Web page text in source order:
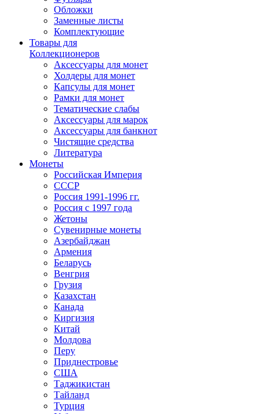
Обложки
Заменные листы
Комплектующие
Товары для
Коллекционеров
Аксессуары для монет
Холдеры для монет
Капсулы для монет
Рамки для монет
Тематические слабы
Аксессуары для марок
Аксессуары для банкнот
Чистящие средства
Литература
Монеты
Российская Империя
СССР
Россия 1991-1996 гг.
Россия с 1997 года
Жетоны
Сувенирные монеты
Азербайджан
Армения
Беларусь
Венгрия
Грузия
Казахстан
Канада
Киргизия
Китай
Молдова
Перу
Приднестровье
США
Таджикистан
Тайланд
Турция